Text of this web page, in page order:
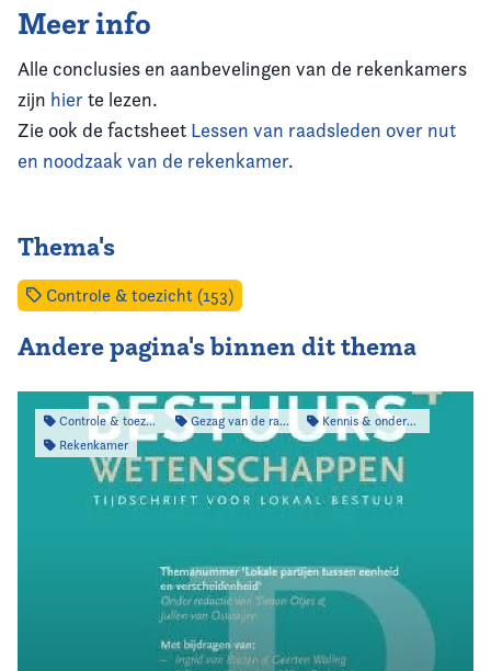
Meer info
Alle conclusies en aanbevelingen van de rekenkamers
zijn hierte lezen.
Zie ook de factsheet Lessen van raadsleden over nut
en noodzaak van de rekenkamer.
Thema's
Controle & toezicht (153)
Andere pagina's binnen dit thema
Controle & toezicht Gezag van de raad
Kennis & onderzoek
Rekenkamer